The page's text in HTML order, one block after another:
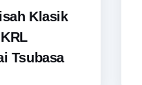
Klasik
Tsubasa